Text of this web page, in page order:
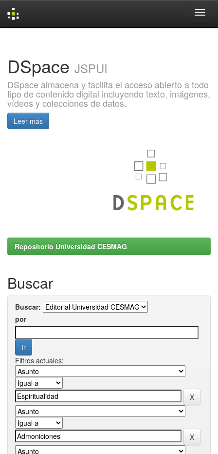
DSpace JSPUI
DSpace almacena y facilita el acceso abierto a todo
tipo de contenido digital incluyendo texto, imágenes,
vídeos y colecciones de datos.
Leer más
Repositorio Universidad CESMAG
Buscar
Buscar:
por
Filtros actuales: